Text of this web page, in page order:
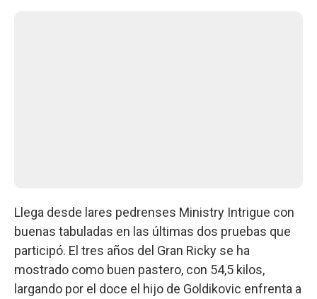
Llega desde lares pedrenses Ministry Intrigue con
buenas tabuladas en las últimas dos pruebas que
participó. El tres años del Gran Ricky se ha
mostrado como buen pastero, con 54,5 kilos,
largando por el doce el hijo de Goldikovic enfrenta a